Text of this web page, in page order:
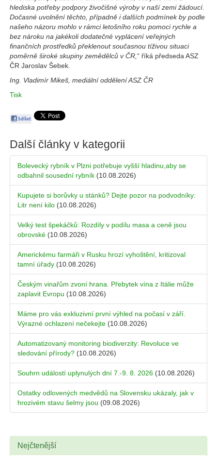
hlediska potřeby podpory živočišné výroby v naší zemi žádoucí.
Dočasné uvolnění těchto, případně i dalších podmínek by podle
našeho názoru mohlo v rámci letošního roku pomoci rychle a
bez nároku na jakékoli dodatečné vyplácení veřejných
finančních prostředků překlenout současnou tíživou situaci
poměrně široké skupiny zemědělců v ČR, “ říká předseda ASZ
ČR Jaroslav Šebek.
Ing. Vladimír Mikeš, mediální oddělení ASZ ČR
Tisk
Další články v kategorii
Bolevecký rybník v Plzni potřebuje vyšší hladinu,aby se
odbahnil sousední rybník (10.08.2026)
Kupujete si borůvky u stánků? Dejte pozor na podvodníky:
Litr není kilo (10.08.2026)
Velký test špekáčků: Rozdíly v podílu masa a ceně jsou
obrovské (10.08.2026)
Americkému farmáři v Rusku hrozí vyhoštění, kritizoval
tamní úřady (10.08.2026)
Českým vinařům zvoní hrana. Přebytek vína z Itálie může
zaplavit Evropu (10.08.2026)
Máme pro vás exkluzivní první výhled na počasí v září.
Výrazné ochlazení nečekejte (10.08.2026)
Automatizovaný monitoring biodiverzity: Revoluce ve
sledování přírody? (10.08.2026)
Souhrn událostí uplynulých dní 7.-9. 8. 2026 (10.08.2026)
Ostatky odlovených medvědů na Slovensku ukázaly, jak v
hrozivém stavu šelmy jsou (09.08.2026)
Nejčtenější